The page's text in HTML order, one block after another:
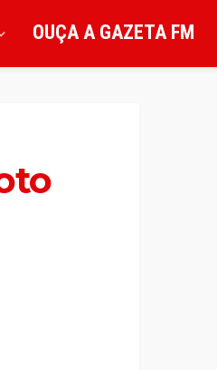
OUÇA A GAZETA FM